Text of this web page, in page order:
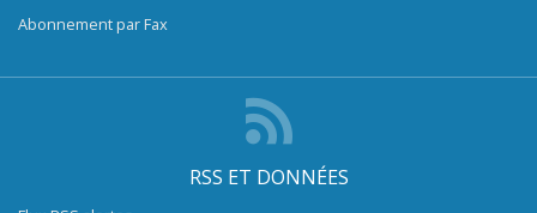
Abonnement par Fax
RSS ET DONNÉES